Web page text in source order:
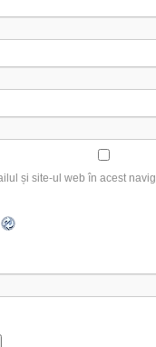
și site-ul web în acest